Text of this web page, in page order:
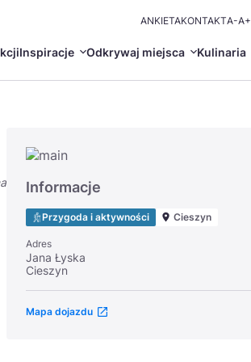
ANKIETAKONTAKTA-A+
Inspiracje
Certyfikaty POT
Odkrywaj miejsca Kulinaria
Restauracje Michelin
Svenska
Informacje
Przygoda i aktywności Cieszyn
Adres
Jana Łyska
Cieszyn
Mapa dojazdu